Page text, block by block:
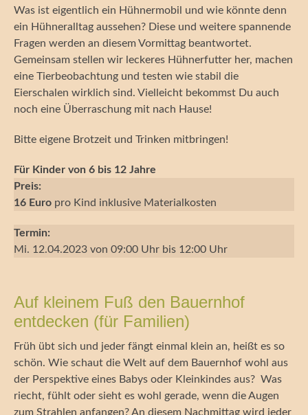
Was ist eigentlich ein Hühnermobil und wie könnte denn
ein Hühneralltag aussehen? Diese und weitere spannende
Fragen werden an diesem Vormittag beantwortet.
Gemeinsam stellen wir leckeres Hühnerfutter her, machen
eine Tierbeobachtung und testen wie stabil die
Eierschalen wirklich sind. Vielleicht bekommst Du auch
noch eine Überraschung mit nach Hause!
Bitte eigene Brotzeit und Trinken mitbringen!
Für Kinder von 6 bis 12 Jahre
Preis:
16 Euro pro Kind inklusive Materialkosten
Termin:
Mi. 12.04.2023 von 09:00 Uhr bis 12:00 Uhr
Auf kleinem Fuß den Bauernhof
entdecken (für Familien)
Früh übt sich und jeder fängt einmal klein an, heißt es so
schön. Wie schaut die Welt auf dem Bauernhof wohl aus
der Perspektive eines Babys oder Kleinkindes aus? Was
riecht, fühlt oder sieht es wohl gerade, wenn die Augen
zum Strahlen anfangen? An diesem Nachmittag wird jeder